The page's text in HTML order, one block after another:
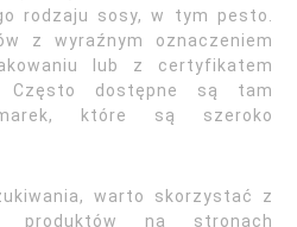
rodzaju sosy, w tym pesto.
z wyraźnym oznaczeniem
lub z certyfikatem
Często dostępne są tam
które są szeroko
warto skorzystać z
produktów na stronach